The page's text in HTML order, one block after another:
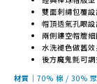
雙面刺繡包覆設
帽頂透氣孔眼設
兩側鏤空帽簷細
水洗褪色做舊
後方魔鬼氈可
材質｜ 70% 棉 / 30%